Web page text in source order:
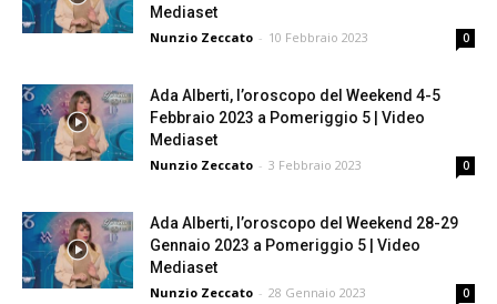
Mediaset
Nunzio Zeccato - 10 Febbraio 2023 0
Ada Alberti, l’oroscopo del Weekend 4-5
Febbraio 2023 a Pomeriggio 5 | Video
Mediaset
Nunzio Zeccato - 3 Febbraio 2023 0
Ada Alberti, l’oroscopo del Weekend 28-29
Gennaio 2023 a Pomeriggio 5 | Video
Mediaset
Nunzio Zeccato - 28 Gennaio 2023 0